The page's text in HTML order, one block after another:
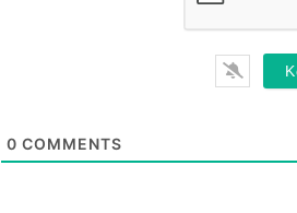
0 COMMENTS